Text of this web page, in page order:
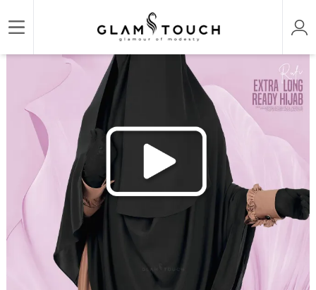
Home/HIJAB & NIQAB/RUFI-INSTANT READY HIJAB/RUFI-EXTRA LONG